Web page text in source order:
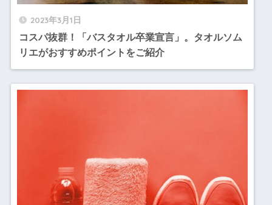
2023年3月1日
コスパ抜群！「バスタオル卒業宣言」。タオルソム
リエがおすすめポイントをご紹介